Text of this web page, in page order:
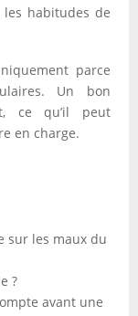
habitudes de
parce
Un bon
ce qu’il peut
en charge.
sur les maux du
?
avant une